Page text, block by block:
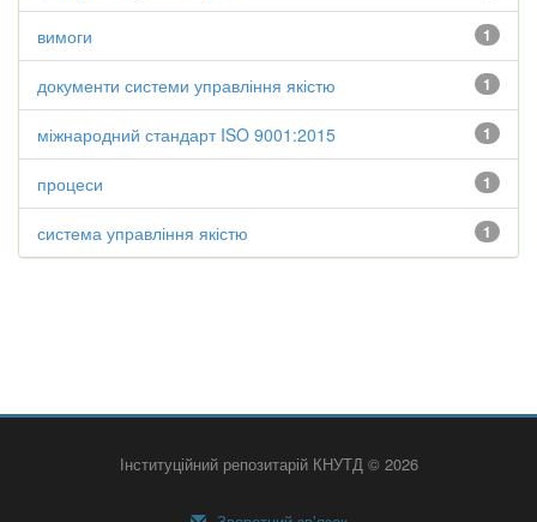
1
вимоги
1
документи системи управління якістю
1
міжнародний стандарт ISO 9001:2015
1
процеси
1
система управління якістю
Інституційний репозитарій КНУТД © 2026